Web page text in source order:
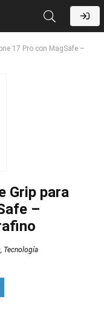
17 Pro con MagSafe –
Grip para
–
, Tecnología